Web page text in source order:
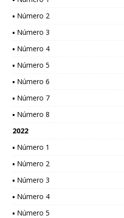
▪ Número 2
▪ Número 3
▪ Número 4
▪ Número 5
▪ Número 6
▪ Número 7
▪ Número 8
2022
▪ Número 1
▪ Número 2
▪ Número 3
▪ Número 4
▪ Número 5